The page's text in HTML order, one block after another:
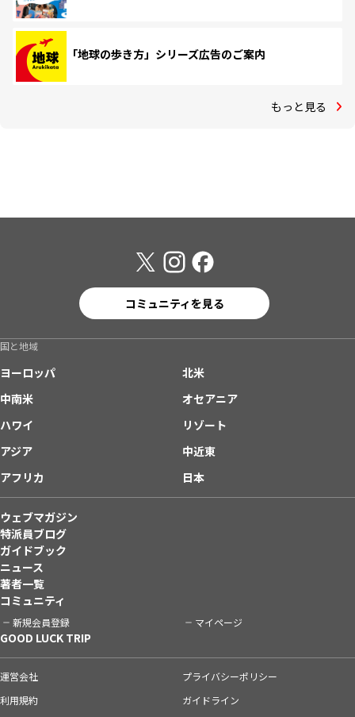
「地球の歩き方」シリーズ広告のご案内
もっと見る
コミュニティを見る
国と地域
ヨーロッパ
北米
中南米
オセアニア
ハワイ
リゾート
アジア
中近東
アフリカ
日本
ウェブマガジン
特派員ブログ
ガイドブック
ニュース
著者一覧
コミュニティ
新規会員登録 マイページ
GOOD LUCK TRIP
運営会社
プライバシーポリシー
利用規約
ガイドライン